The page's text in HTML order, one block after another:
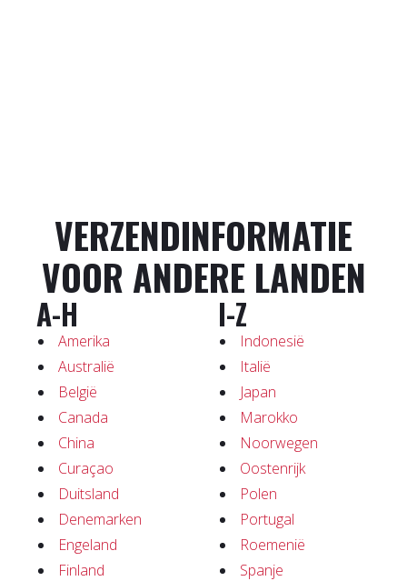
VERZENDINFORMATIE
VOOR ANDERE LANDEN
A-H
Amerika
Australië
België
Canada
China
Curaçao
Duitsland
Denemarken
Engeland
Finland
I-Z
Indonesië
Italië
Japan
Marokko
Noorwegen
Oostenrijk
Polen
Portugal
Roemenië
Spanje